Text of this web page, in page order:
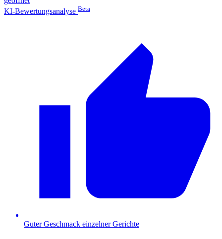
KI-Bewertungsanalyse Beta
Guter Geschmack einzelner Gerichte